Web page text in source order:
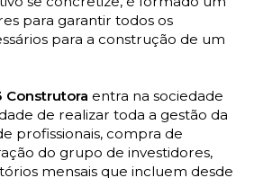
para garantir todos os
para a construção de um
Construtora entra na sociedade
de realizar toda a gestão da
profissionais, compra de
do grupo de investidores,
mensais que incluem desde